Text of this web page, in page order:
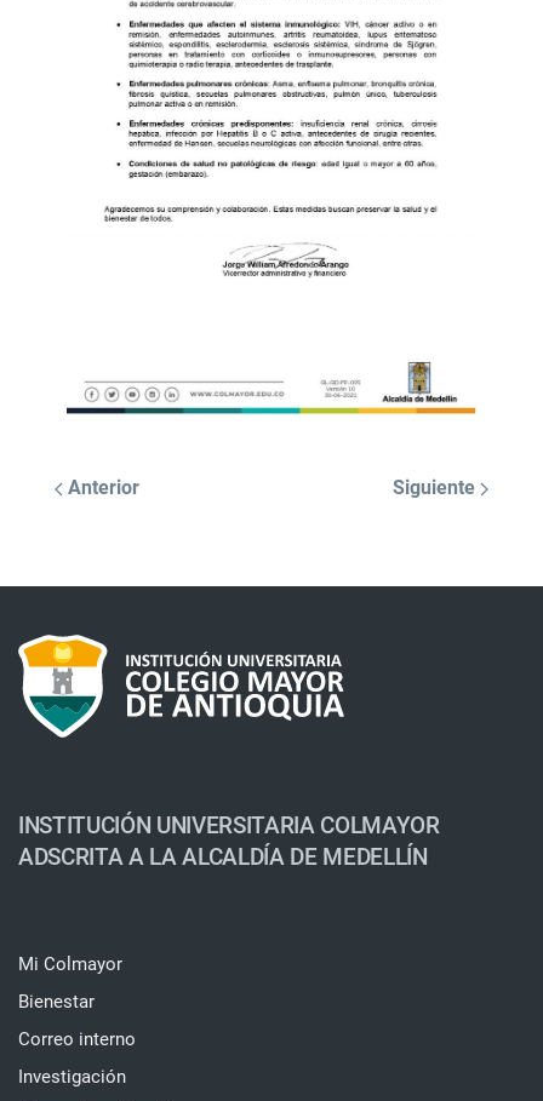
Anterior Siguiente
INSTITUCIÓN UNIVERSITARIA COLMAYOR
ADSCRITA A LA ALCALDÍA DE MEDELLÍN
Mi Colmayor
Bienestar
Correo interno
Investigación